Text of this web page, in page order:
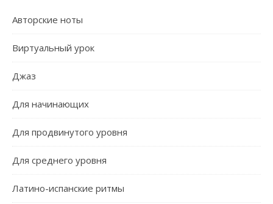
Авторские ноты
Виртуальный урок
Джаз
Для начинающих
Для продвинутого уровня
Для среднего уровня
Латино-испанские ритмы